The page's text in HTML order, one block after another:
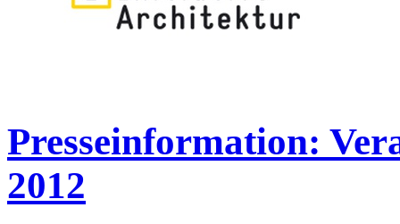
Presseinformation:
2012